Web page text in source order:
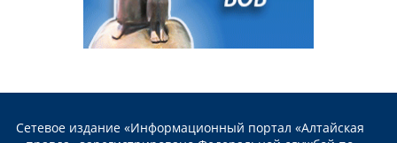
Сетевое издание «Информационный портал «Алтайская